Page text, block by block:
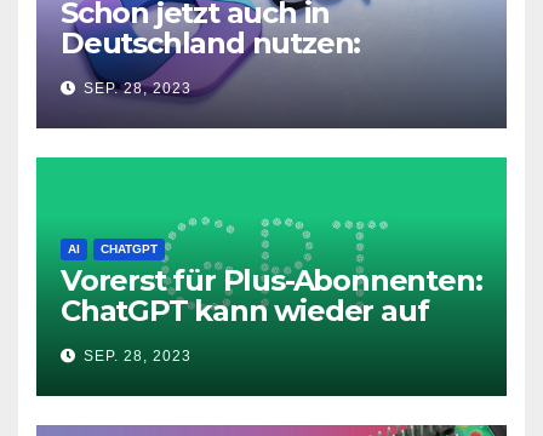
Schon jetzt auch in
Deutschland nutzen:
Microsoft Copilot in Windows
11 SEP. 28, 2023
AI CHATGPT
Vorerst für Plus-Abonnenten:
ChatGPT kann wieder auf
das Internet zugreifen
SEP. 28, 2023